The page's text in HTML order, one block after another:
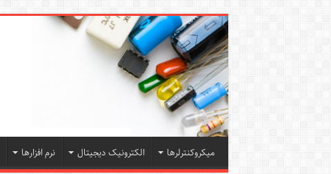
میکروکنترلرها الکترونیک دیجیتال نرم افزارها